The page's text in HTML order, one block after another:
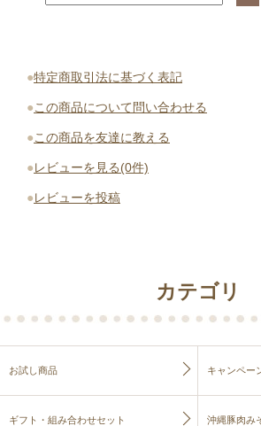
●特定商取引法に基づく表記
●この商品について問い合わせる
●この商品を友達に教える
●レビューを見る(0件)
●レビューを投稿
カテゴリ
お試し商品 キャンペー
ギフト・組み合わせセット 沖縄豚肉み